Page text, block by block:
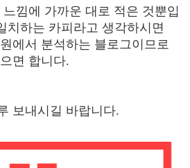
낌에 가까운 대로 적은 것뿐입
치하는 카피라고 생각하시면
에서 분석하는 블로그이므로
면 합니다.
보내시길 바랍니다.